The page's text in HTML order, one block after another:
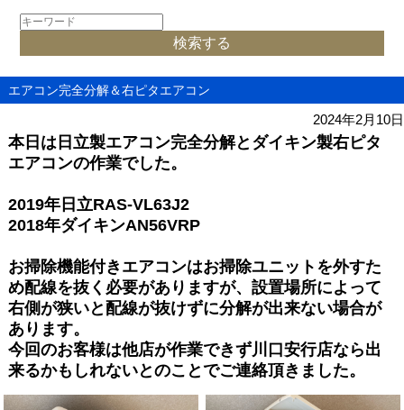
エアコン完全分解＆右ピタエアコン
2024年2月10日
本日は日立製エアコン完全分解とダイキン製右ピタ
エアコンの作業でした。
2019年日立RAS-VL63J2
2018年ダイキンAN56VRP
お掃除機能付きエアコンはお掃除ユニットを外すた
め配線を抜く必要がありますが、設置場所によって
右側が狭いと配線が抜けずに分解が出来ない場合が
あります。
今回のお客様は他店が作業できず川口安行店なら出
来るかもしれないとのことでご連絡頂きました。